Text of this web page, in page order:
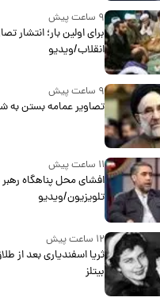
۹ ساعت پیش
برای اولین بار؛ انتشار
انقلاب/ویدیو
۹ ساعت پیش
تصاویر عمامه بستن به
۱۱ ساعت پیش
افشای محل پناهگاه‌
تلویزیون/ویدیو
۱۲ ساعت پیش
ثریا اسفندیاری بعد از
بیتلز